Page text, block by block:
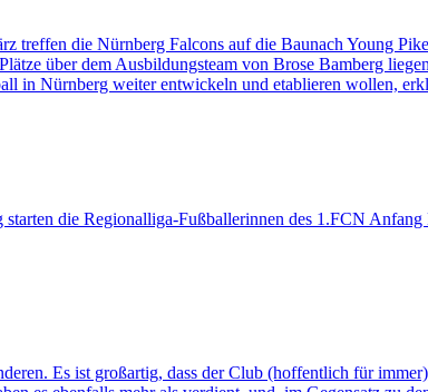
treffen die Nürnberg Falcons auf die Baunach Young
über dem Ausbildungsteam von Brose Bamberg
in Nürnberg weiter entwickeln und etablieren wollen,
die Regionalliga-Fußballerinnen des 1.FCN Anfang
Es ist großartig, dass der Club (hoffentlich für